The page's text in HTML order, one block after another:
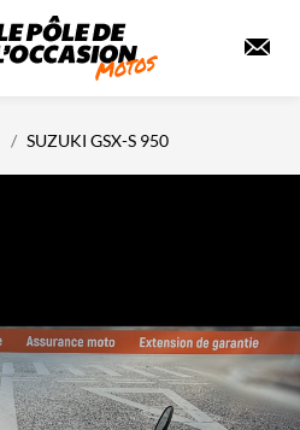
SUZUKI GSX-S 950